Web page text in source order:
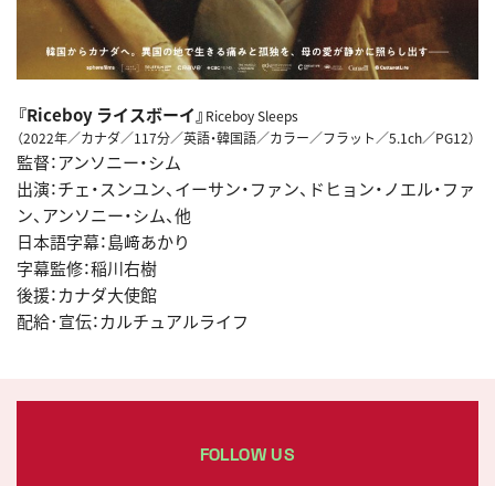
『Riceboy ライスボーイ』 Riceboy Sleeps
（2022年／カナダ／117分／英語・韓国語／カラー／フラット／5.1ch／PG12）
監督：アンソニー・シム
出演：チェ・スンユン、イーサン・ファン、ドヒョン・ノエル・ファ
ン、アンソニー・シム、他
日本語字幕：島﨑あかり
字幕監修：稲川右樹
後援：カナダ大使館
配給･宣伝：カルチュアルライフ
FOLLOW US